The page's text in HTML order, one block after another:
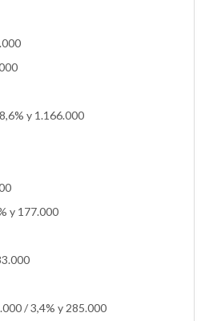
y 1.166.000
y 177.000
/ 3,4% y 285.000